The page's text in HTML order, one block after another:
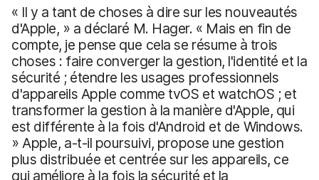
« Il y a tant de choses à dire sur les nouveautés
d'Apple, » a déclaré M. Hager. « Mais en fin de
compte, je pense que cela se résume à trois
choses : faire converger la gestion, l'identité et la
sécurité ; étendre les usages professionnels
d'appareils Apple comme tvOS et watchOS ; et
transformer la gestion à la manière d'Apple, qui
est différente à la fois d'Android et de Windows.
» Apple, a-t-il poursuivi, propose une gestion
plus distribuée et centrée sur les appareils, ce
qui améliore à la fois la sécurité et la